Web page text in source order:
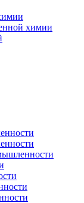
химии